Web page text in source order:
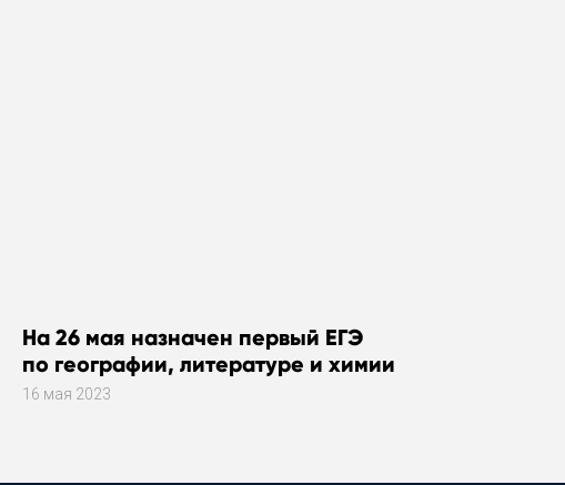
На 26 мая назначен первый ЕГЭ
по географии, литературе и химии
16 мая 2023